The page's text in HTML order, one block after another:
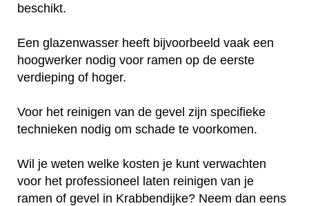
beschikt.
Een glazenwasser heeft bijvoorbeeld vaak een
hoogwerker nodig voor ramen op de eerste
verdieping of hoger.
Voor het reinigen van de gevel zijn specifieke
technieken nodig om schade te voorkomen.
Wil je weten welke kosten je kunt verwachten
voor het professioneel laten reinigen van je
ramen of gevel in Krabbendijke? Neem dan eens